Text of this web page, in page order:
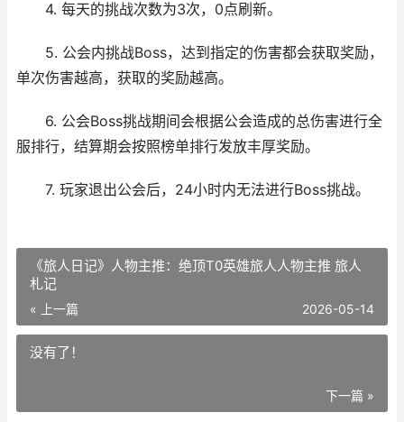
4. 每天的挑战次数为3次，0点刷新。
5. 公会内挑战Boss，达到指定的伤害都会获取奖励，
单次伤害越高，获取的奖励越高。
6. 公会Boss挑战期间会根据公会造成的总伤害进行全
服排行，结算期会按照榜单排行发放丰厚奖励。
7. 玩家退出公会后，24小时内无法进行Boss挑战。
《旅人日记》人物主推：绝顶T0英雄旅人人物主推 旅人
札记
« 上一篇 2026-05-14
没有了！
下一篇 »